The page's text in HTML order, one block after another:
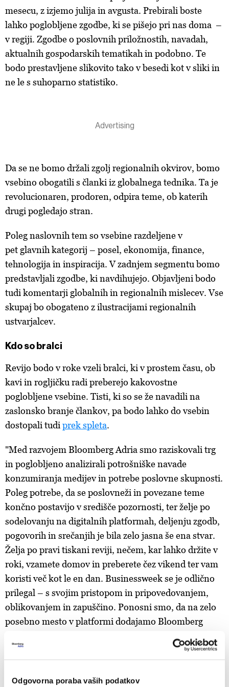
Odgovorna poraba vaših podatkov
mesecu, z izjemo julija in avgusta. Prebirali boste
lahko poglobljene zgodbe, ki se pišejo pri nas doma –
v regiji. Zgodbe o poslovnih priložnostih, navadah,
aktualnih gospodarskih tematikah in podobno. Te
bodo prestavljene slikovito tako v besedi kot v sliki in
ne le s suhoparno statistiko.
Da se ne bomo držali zgolj regionalnih okvirov, bomo
vsebino obogatili s članki iz globalnega tednika. Ta je
revolucionaren, prodoren, odpira teme, ob katerih
drugi pogledajo stran.
Poleg naslovnih tem so vsebine razdeljene v
pet glavnih kategorij – posel, ekonomija, finance,
tehnologija in inspiracija. V zadnjem segmentu bomo
predstavljali zgodbe, ki navdihujejo. Objavljeni bodo
tudi komentarji globalnih in regionalnih mislecev. Vse
skupaj bo obogateno z ilustracijami regionalnih
ustvarjalcev.
Kdo so bralci
Revijo bodo v roke vzeli bralci, ki v prostem času, ob
kavi in rogljičku radi preberejo kakovostne
poglobljene vsebine. Tisti, ki so se že navadili na
zaslonsko branje člankov, pa bodo lahko do vsebin
dostopali tudi prek spleta.
"Med razvojem Bloomberg Adria smo raziskovali trg
in poglobljeno analizirali potrošniške navade
konzumiranja medijev in potrebe poslovne skupnosti.
Poleg potrebe, da se poslovneži in povezane teme
končno postavijo v središče pozornosti, ter želje po
sodelovanju na digitalnih platformah, deljenju zgodb,
pogovorih in srečanjih je bila zelo jasna še ena stvar.
Želja po pravi tiskani reviji, nečem, kar lahko držite v
roki, vzamete domov in preberete čez vikend ter vam
koristi več kot le en dan. Businessweek se je odlično
prilegal – s svojim pristopom in pripovedovanjem,
oblikovanjem in zapuščino. Ponosni smo, da na zelo
posebno mesto v platformi dodajamo Bloomberg
upravnega odbora Bloomberg Adria.
Na revijo Bloomberg Businessweek